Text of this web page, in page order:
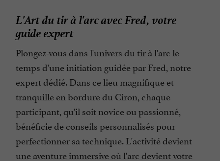
L'Art du tir à l'arc avec Fred, votre
guide expert
Plongez-vous dans l'univers du tir à l'arc le
temps d'une initiation guidée par Fred, notre
expert dédié. Dans ce lieu magnifique et
tranquille en bordure du Ciron, chaque
participant, qu'il soit novice ou passionné,
bénéficie de conseils personnalisés pour
perfectionner sa technique. L'activité devient
une aventure immersive où l'arc devient votre